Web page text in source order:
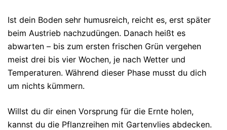
Ist dein Boden sehr humusreich, reicht es, erst später
beim Austrieb nachzudüngen. Danach heißt es
abwarten – bis zum ersten frischen Grün vergehen
meist drei bis vier Wochen, je nach Wetter und
Temperaturen. Während dieser Phase musst du dich
um nichts kümmern.
Willst du dir einen Vorsprung für die Ernte holen,
kannst du die Pflanzreihen mit Gartenvlies abdecken.